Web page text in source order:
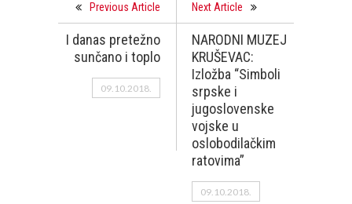
Previous Article
I danas pretežno
sunčano i toplo
09.10.2018.
Next Article
NARODNI MUZEJ
KRUŠEVAC:
Izložba “Simboli
srpske i
jugoslovenske
vojske u
oslobodilačkim
ratovima”
09.10.2018.